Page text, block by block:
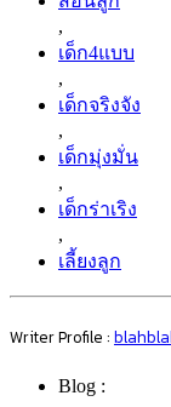
การเลี้ยงลูก
,
ครอบครัว
,
นิสัยเด็ก
,
บุคลิก
,
ลูก
,
สอนลูก
,
,
เด็กจริงจัง